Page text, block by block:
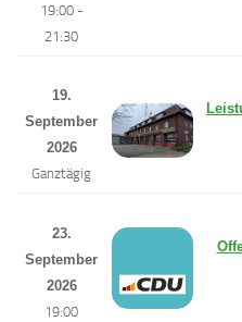
19:00 -
21:30
19.
September
2026
Ganztägig
23.
September
2026
19:00